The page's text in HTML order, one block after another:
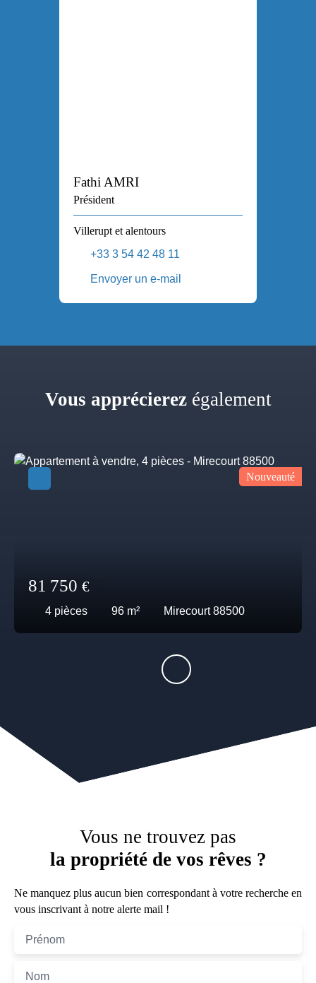
Fathi AMRI
Président
Villerupt et alentours
+33 3 54 42 48 11
Envoyer un e-mail
Vous apprécierezégalement
81 750 €
4 pièces 96 m² Mirecourt 88500
Nouveauté
Vous ne trouvez pas
la propriété de vos rêves ?
Ne manquez plus aucun bien correspondant à votre recherche en
vous inscrivant à notre alerte mail !
Prénom
Nom